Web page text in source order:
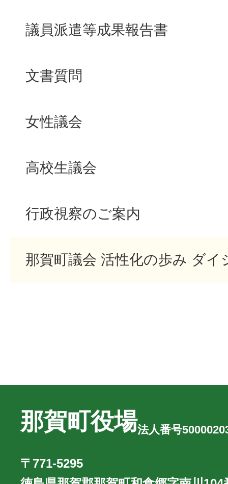
議員派遣等成果報告書
文書質問
女性議会
高校生議会
行政視察のご案内
那賀町議会 活性化の歩み ダイ
那賀町役場法人番号
〒771-5295